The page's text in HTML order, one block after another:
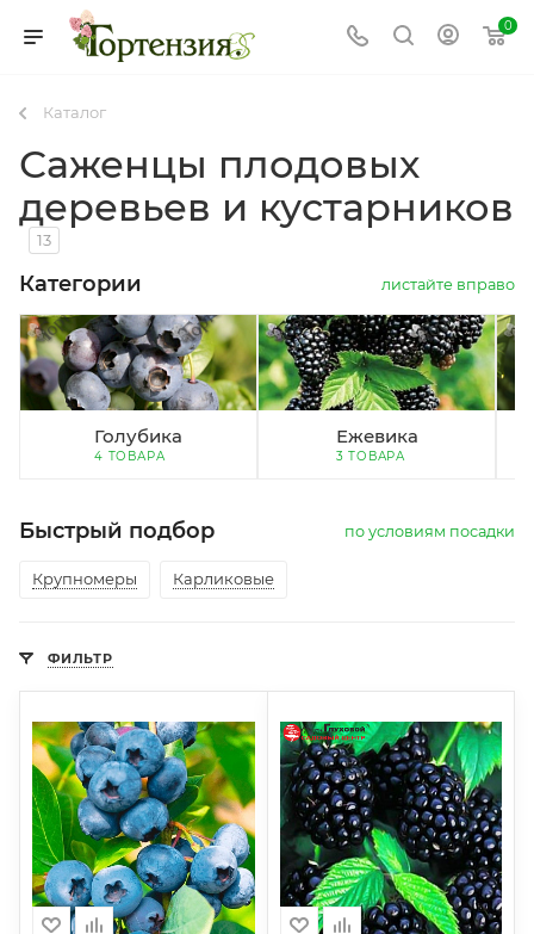
0
Каталог
Саженцы плодовых
деревьев и кустарников
13
Категории листайте вправо
Голубика
4 ТОВАРА
Ежевика
3 ТОВАРА
Быстрый подбор по условиям посадки
Крупномеры Карликовые
ФИЛЬТР